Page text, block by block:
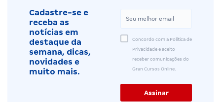
Cadastre-se e
receba as
notícias em
destaque da
semana, dicas,
novidades e
muito mais.
Concordo com a Política de
Privacidade e aceito
receber comunicações do
Gran Cursos Online.